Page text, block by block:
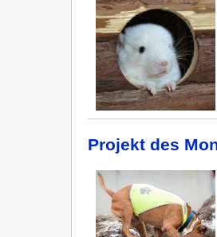
Projekt des